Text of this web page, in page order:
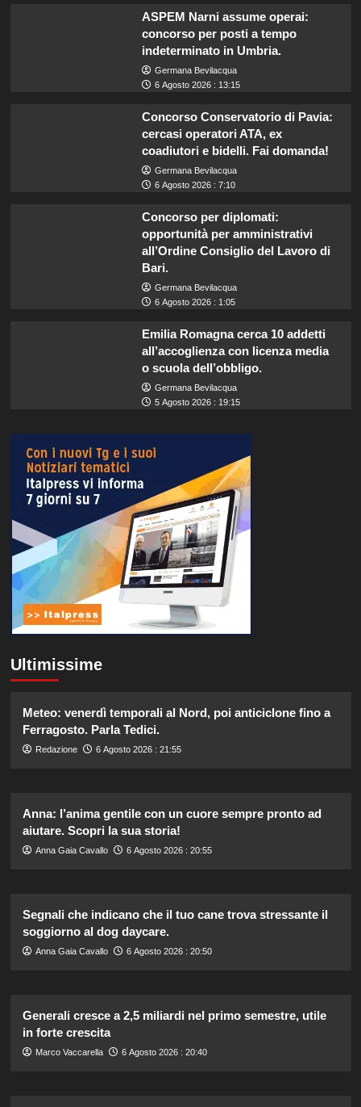
ASPEM Narni assume operai:
concorso per posti a tempo
indeterminato in Umbria.
Germana Bevilacqua
6 Agosto 2026 : 13:15
Concorso Conservatorio di Pavia:
cercasi operatori ATA, ex
coadiutori e bidelli. Fai domanda!
Germana Bevilacqua
6 Agosto 2026 : 7:10
Concorso per diplomati:
opportunità per amministrativi
all’Ordine Consiglio del Lavoro di
Bari.
Germana Bevilacqua
6 Agosto 2026 : 1:05
Emilia Romagna cerca 10 addetti
all’accoglienza con licenza media
o scuola dell’obbligo.
Germana Bevilacqua
5 Agosto 2026 : 19:15
Ultimissime
Meteo: venerdì temporali al Nord, poi anticiclone fino a
Ferragosto. Parla Tedici.
Redazione 6 Agosto 2026 : 21:55
Anna: l’anima gentile con un cuore sempre pronto ad
aiutare. Scopri la sua storia!
Anna Gaia Cavallo 6 Agosto 2026 : 20:55
Segnali che indicano che il tuo cane trova stressante il
soggiorno al dog daycare.
Anna Gaia Cavallo 6 Agosto 2026 : 20:50
Generali cresce a 2,5 miliardi nel primo semestre, utile
in forte crescita
Marco Vaccarella 6 Agosto 2026 : 20:40